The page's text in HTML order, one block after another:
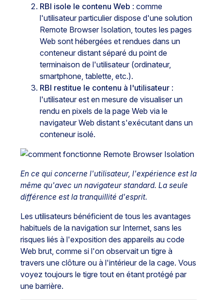
RBI isole le contenu Web : comme
l'utilisateur particulier dispose d'une solution
Remote Browser Isolation, toutes les pages
Web sont hébergées et rendues dans un
conteneur distant séparé du point de
terminaison de l'utilisateur (ordinateur,
smartphone, tablette, etc.).
RBI restitue le contenu à l'utilisateur :
l'utilisateur est en mesure de visualiser un
rendu en pixels de la page Web via le
navigateur Web distant s'exécutant dans un
conteneur isolé.
En ce qui concerne l'utilisateur, l'expérience est la
même qu'avec un navigateur standard. La seule
différence est la tranquillité d'esprit.
Les utilisateurs bénéficient de tous les avantages
habituels de la navigation sur Internet, sans les
risques liés à l'exposition des appareils au code
Web brut, comme si l'on observait un tigre à
travers une clôture ou à l'intérieur de la cage. Vous
voyez toujours le tigre tout en étant protégé par
une barrière.